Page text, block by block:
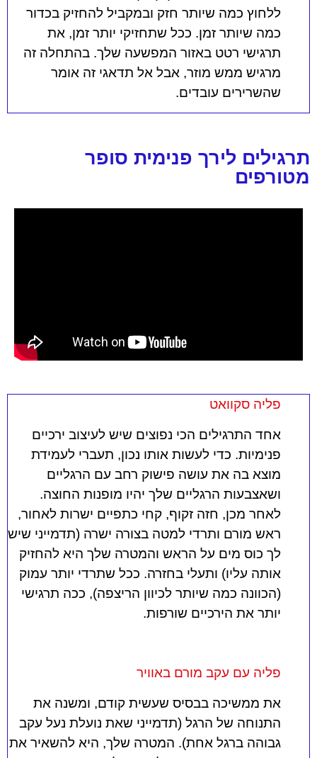
ללחוץ כמה שיותר חזק ובמקביל להחזיק בכדור
כמה שיותר זמן. ככל שתחזיקי יותר זמן, את
תרגישי רטט באזור המפשעה שלך. בהתחלה זה
מרגיש ממש מוזר, אבל אל תדאגי זה אומר
שהשרירים עובדים.
תרגילים לירך פנימית סופר
מטורפים
פליה סקוואט
אחד התרגילים הכי נפוצים שיש לעיצוב ירכיים
פנימיות. כדי לעשות אותו נכון, תעברי לעמידת
מוצא בה את עושה פישוק רחב עם הרגליים
ושאצבעות הרגליים שלך יהיו מופנות החוצה.
לאחר מכן, חזה זקוף, קחי כתפיים ישרות לאחור,
ראש מורם ותרדי למטה בצורה ישרה (תדמייני שיש
לך כוס מים על הראש והמטרה שלך היא להחזיק
אותה עליו) ותעלי בחזרה. ככל שתרדי יותר עמוק
(הכוונה כמה שיותר לכיוון הריצפה), ככה תרגישי
יותר את הירכיים שורפות.
פליה עם עקב מורם באוויר
את ממשיכה בבסיס שעשית קודם, ומשנה את
התנוחה של הרגל (תדמייני שאת נועלת נעל עקב
גבוהה ברגל אחת). המטרה שלך, היא להשאיר את